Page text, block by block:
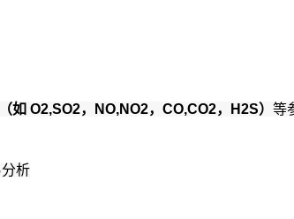
O2,SO2，NO,NO2，CO,CO2，H2S） 等
析